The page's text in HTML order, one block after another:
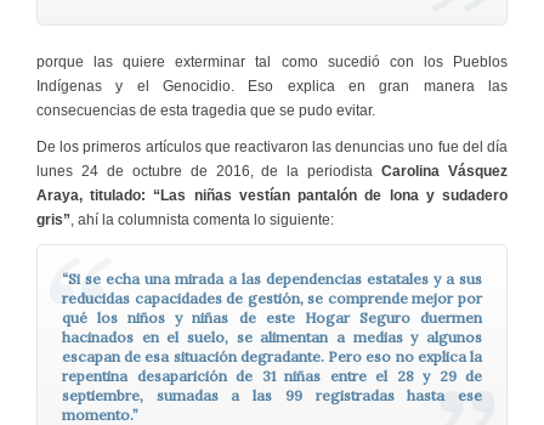
porque las quiere exterminar tal como sucedió con los Pueblos
Indígenas y el Genocidio. Eso explica en gran manera las
consecuencias de esta tragedia que se pudo evitar.
De los primeros artículos que reactivaron las denuncias uno fue del día
lunes 24 de octubre de 2016, de la periodistaCarolina Vásquez
Araya, titulado: “Las niñas vestían pantalón de lona y sudadero
gris” , ahí la columnista comenta lo siguiente:
“Si se echa una mirada a las dependencias estatales y a sus
reducidas capacidades de gestión, se comprende mejor por
qué los niños y niñas de este Hogar Seguro duermen
hacinados en el suelo, se alimentan a medias y algunos
escapan de esa situación degradante. Pero eso no explica la
repentina desaparición de 31 niñas entre el 28 y 29 de
septiembre, sumadas a las 99 registradas hasta ese
momento.”